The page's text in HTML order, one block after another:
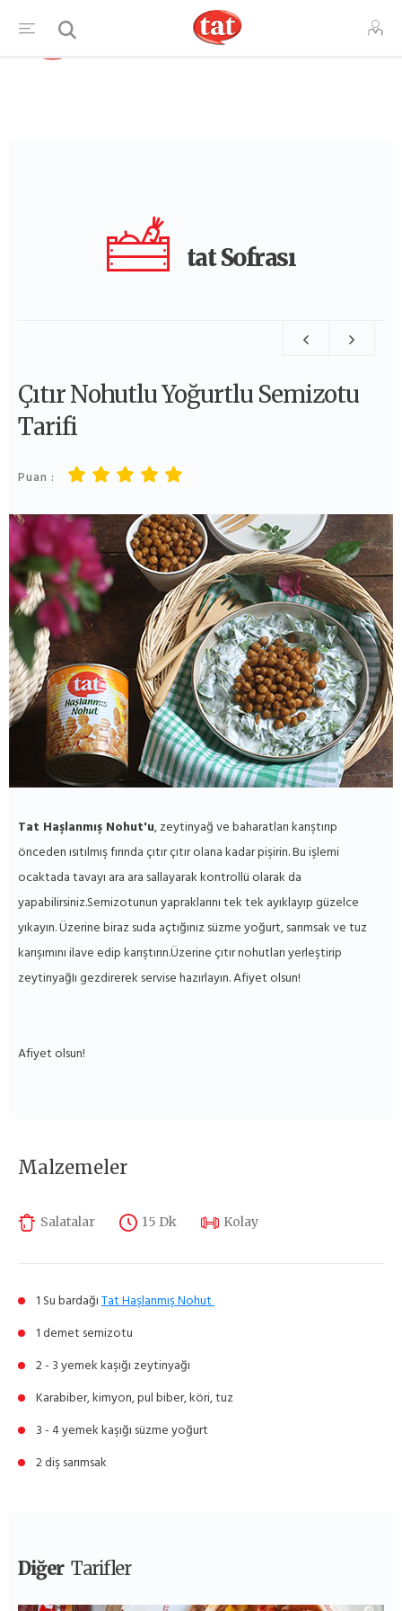
tat Sofrası
Çıtır Nohutlu Yoğurtlu Semizotu
Tarifi
Puan :
Tat Haşlanmış Nohut'u, zeytinyağ ve baharatları karıştırıp
önceden ısıtılmış fırında çıtır çıtır olana kadar pişirin. Bu işlemi
ocaktada tavayı ara ara sallayarak kontrollü olarak da
yapabilirsiniz.Semizotunun yapraklarını tek tek ayıklayıp güzelce
yıkayın. Üzerine biraz suda açtığınız süzme yoğurt, sarımsak ve tuz
karışımını ilave edip karıştırın.Üzerine çıtır nohutları yerleştirip
zeytinyağIı gezdirerek servise hazırlayın. Afiyet olsun!
Afiyet olsun!
Malzemeler
Salatalar 15 Dk Kolay
1 Su bardağıTat Haşlanmış Nohut
1 demet semizotu
2 - 3 yemek kaşığı zeytinyağı
Karabiber, kimyon, pul biber, köri, tuz
3 - 4 yemek kaşığı süzme yoğurt
2 diş sarımsak
Diğer Tarifler